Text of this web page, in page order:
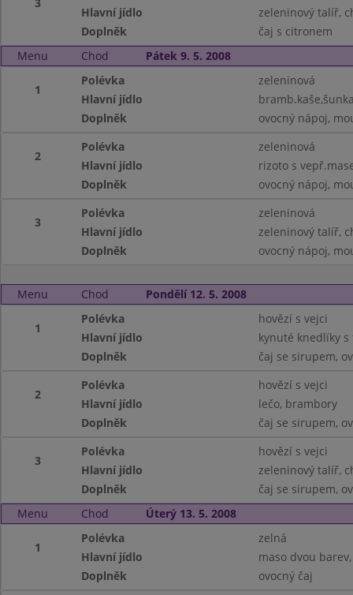
Hlavní jídlo
zeleninový talíř,
Doplněk
čaj s citronem
Menu
Chod Pátek 9. 5. 2008
1
Polévka
zeleninová
Hlavní jídlo
Doplněk
ovocný nápoj,
2
Polévka
zeleninová
Hlavní jídlo
rizoto s
Doplněk
ovocný nápoj,
3
Polévka
zeleninová
Hlavní jídlo
zeleninový talíř,
Doplněk
ovocný nápoj,
Menu Chod Pondělí 12. 5. 2008
1
Polévka
hovězí s vejci
Hlavní jídlo
kynuté knedlíky
Doplněk
čaj se sirupem,
2
Polévka
hovězí s vejci
Hlavní jídlo
lečo, brambory
Doplněk
čaj se sirupem,
3
Polévka
hovězí s vejci
Hlavní jídlo
zeleninový talíř,
Doplněk
čaj se sirupem,
Menu
Chod Úterý 13. 5. 2008
1
Polévka
zelná
Hlavní jídlo
maso dvou
Doplněk
ovocný čaj